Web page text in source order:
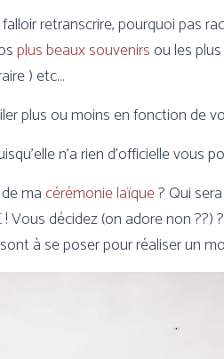
falloir retranscrire, pourquoi pas
plus beaux souvenirsou les plus
) etc…
plus ou moins en fonction de
n’a rien d’officielle vous
macérémonie laïque? Qui
! Vous décidez (on adore non ??)
à se poser pour réaliser un